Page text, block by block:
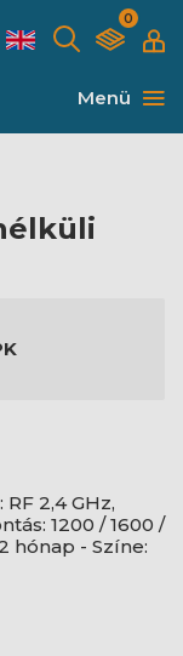
0
Menü
2,4 GHz,
1200 / 1600 /
hónap - Színe: